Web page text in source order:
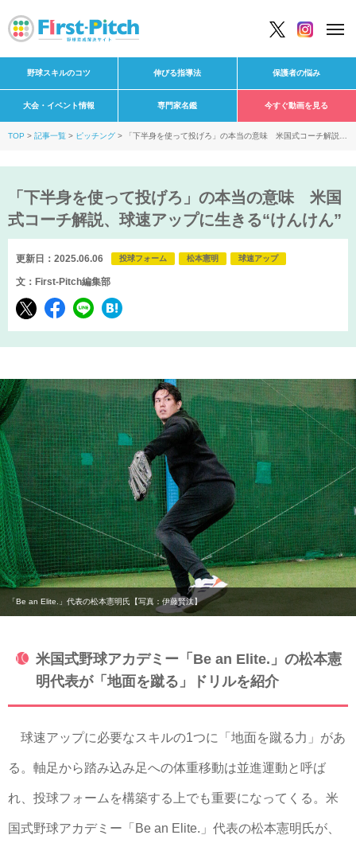
野球スキルのコツ 伸びる指導法 保護者の悩み
大会・イベント情報 専門家名鑑 今すぐ動画を見る
TOP 記事一覧 ピッチング
「下半身を使って投げろ」の本当の意味 米国式コーチ解説、
「下半身を使って投げろ」の本当の意味 米国
式コーチ解説、球速アップに生きる“けんけん”
更新日：2025.06.06 投球フォーム 松本憲明 球速アップ
文：First-Pitch編集部
「Be an Elite.」代表の松本憲明氏【写真：伊藤賢汰】
米国式野球アカデミー「Be an Elite.」の松本憲
明代表が「地面を蹴る」ドリルを紹介
球速アップに必要なスキルの1つに「地面を蹴る力」があ
る。軸足から踏み込み足への体重移動は並進運動と呼ば
れ、投球フォームを構築する上でも重要になってくる。米
国式野球アカデミー「Be an Elite.」代表の松本憲明氏が、